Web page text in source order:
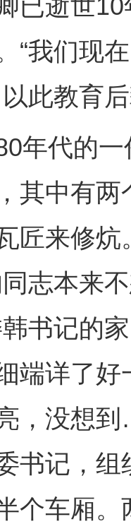
逝世10
“我们现
此教育
代的一
其中有
匠来修炕
志本来
书记的
端详了
，没想
书记，
个车厢。